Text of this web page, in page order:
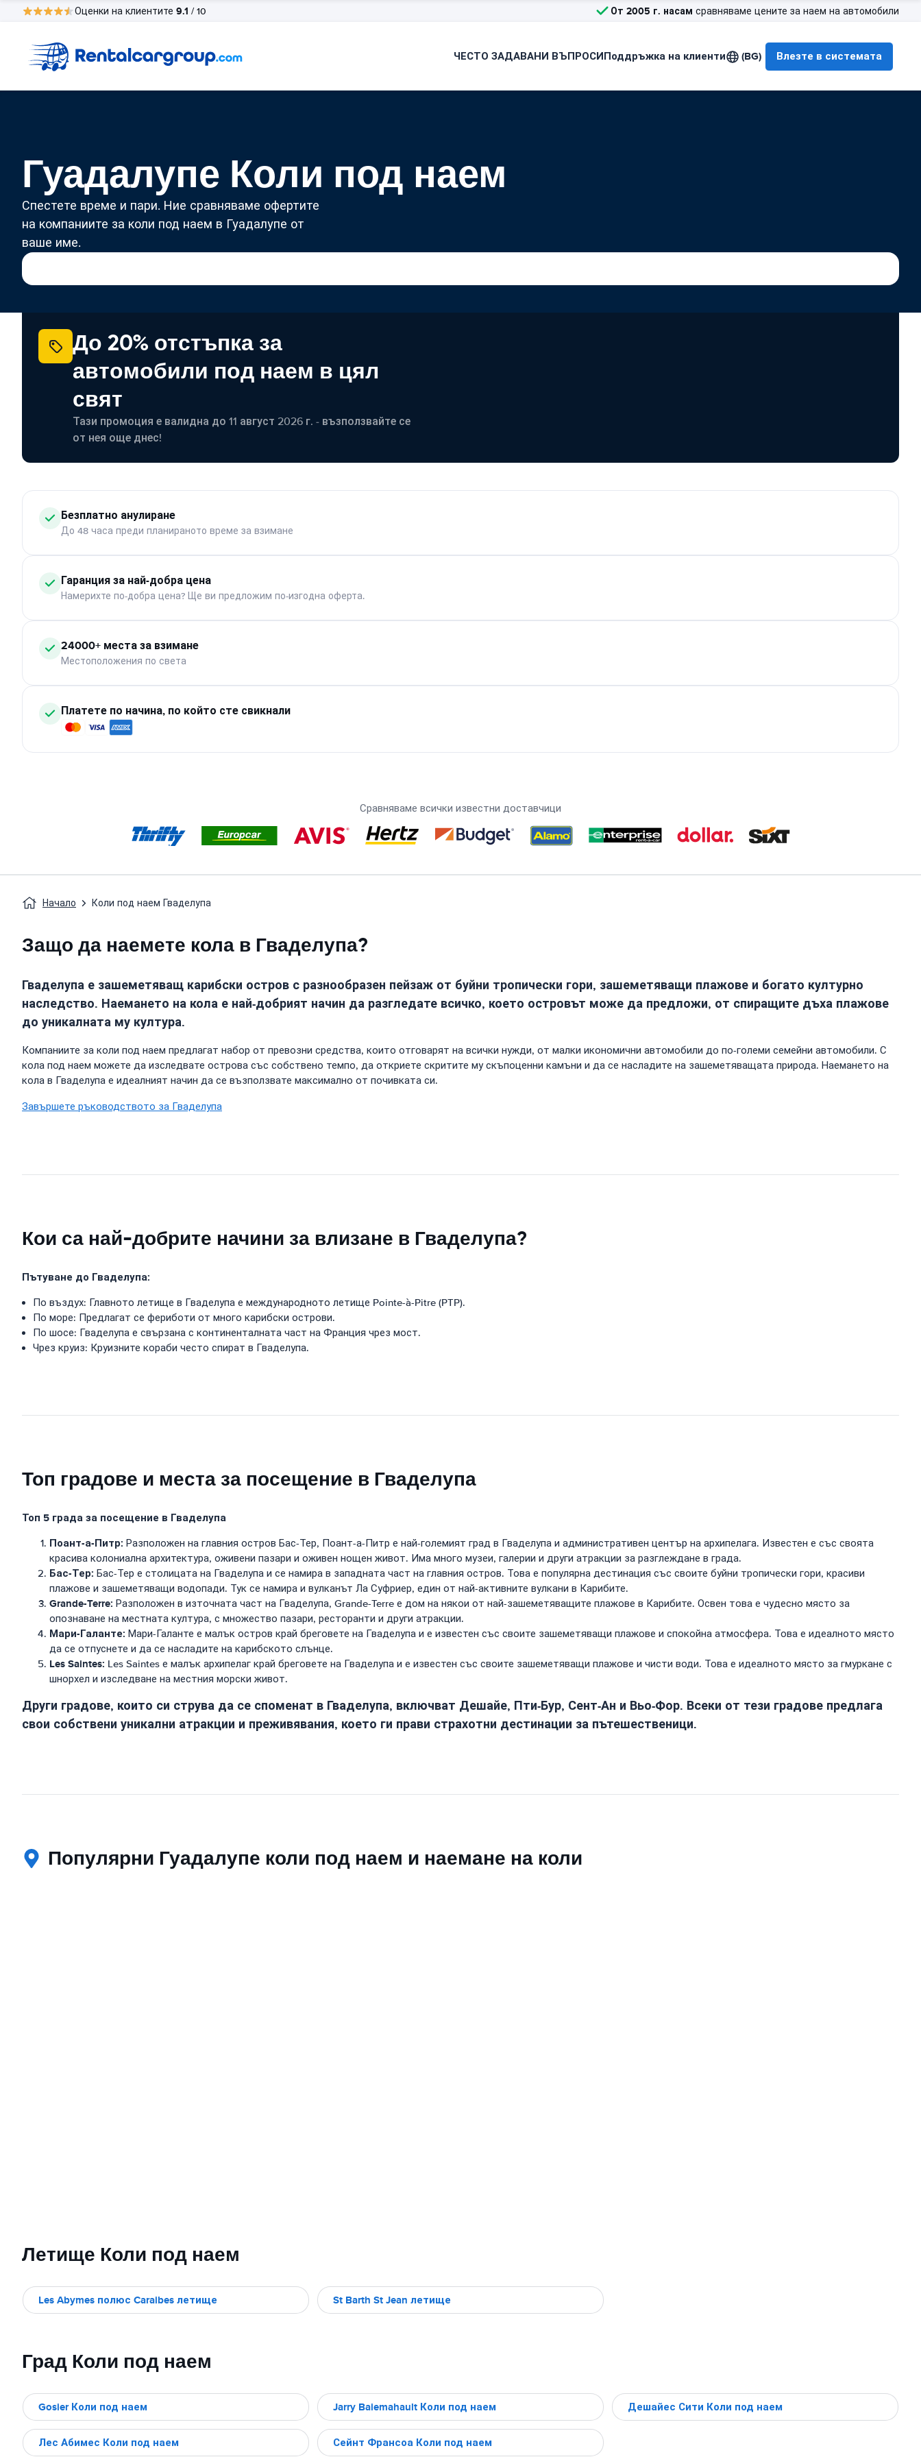
Оценки на клиентите 9.1 / 10 От 2005 г. насам сравняваме цените за наем на автомобили
ЧЕСТО ЗАДАВАНИ ВЪПРОСИПоддръжка на клиенти (BG) Влезте в системата
Гуадалупе Коли под наем
Спестете време и пари. Ние сравняваме офертите
на компаниите за коли под наем в Гуадалупе от
ваше име.
До 20% отстъпка за
автомобили под наем в цял
свят
Тази промоция е валидна до 11 август 2026 г. - възползвайте се
от нея още днес!
Безплатно анулиране
До 48 часа преди планираното време за взимане
Гаранция за най-добра цена
Намерихте по-добра цена? Ще ви предложим по-изгодна оферта.
24000+ места за взимане
Местоположения по света
Платете по начина, по който сте свикнали
Сравняваме всички известни доставчици
Начало Коли под наем Гваделупа
Защо да наемете кола в Гваделупа?
Гваделупа е зашеметяващ карибски остров с разнообразен пейзаж от буйни тропически гори, зашеметяващи плажове и богато културно
наследство. Наемането на кола е най-добрият начин да разгледате всичко, което островът може да предложи, от спиращите дъха плажове
до уникалната му култура.
Компаниите за коли под наем предлагат набор от превозни средства, които отговарят на всички нужди, от малки икономични автомобили до по-големи семейни автомобили. С
кола под наем можете да изследвате острова със собствено темпо, да откриете скритите му скъпоценни камъни и да се насладите на зашеметяващата природа. Наемането на
кола в Гваделупа е идеалният начин да се възползвате максимално от почивката си.
Завършете ръководството за Гваделупа
Кои са най-добрите начини за влизане в Гваделупа?
Пътуване до Гваделупа:
По въздух: Главното летище в Гваделупа е международното летище Pointe-à-Pitre (PTP).
По море: Предлагат се фериботи от много карибски острови.
По шосе: Гваделупа е свързана с континенталната част на Франция чрез мост.
Чрез круиз: Круизните кораби често спират в Гваделупа.
Топ градове и места за посещение в Гваделупа
Топ 5 града за посещение в Гваделупа
Поант-а-Питр: Разположен на главния остров Бас-Тер, Поант-а-Питр е най-големият град в Гваделупа и административен център на архипелага. Известен е със своята
красива колониална архитектура, оживени пазари и оживен нощен живот. Има много музеи, галерии и други атракции за разглеждане в града.
Бас-Тер: Бас-Тер е столицата на Гваделупа и се намира в западната част на главния остров. Това е популярна дестинация със своите буйни тропически гори, красиви
плажове и зашеметяващи водопади. Тук се намира и вулканът Ла Суфриер, един от най-активните вулкани в Карибите.
Grande-Terre: Разположен в източната част на Гваделупа, Grande-Terre е дом на някои от най-зашеметяващите плажове в Карибите. Освен това е чудесно място за
опознаване на местната култура, с множество пазари, ресторанти и други атракции.
Мари-Галанте: Мари-Галанте е малък остров край бреговете на Гваделупа и е известен със своите зашеметяващи плажове и спокойна атмосфера. Това е идеалното място
да се отпуснете и да се насладите на карибското слънце.
Les Saintes: Les Saintes е малък архипелаг край бреговете на Гваделупа и е известен със своите зашеметяващи плажове и чисти води. Това е идеалното място за гмуркане с
шнорхел и изследване на местния морски живот.
Други градове, които си струва да се споменат в Гваделупа, включват Дешайе, Пти-Бур, Сент-Ан и Вьо-Фор. Всеки от тези градове предлага
свои собствени уникални атракции и преживявания, което ги прави страхотни дестинации за пътешественици.
Популярни Гуадалупе коли под наем и наемане на коли
Летище Коли под наем
Les Abymes полюс Caraibes летище St Barth St Jean летище
Град Коли под наем
Gosier Коли под наем Jarry Baiemahault Коли под наем Дешайес Сити Коли под наем
Лес Абимес Коли под наем Сейнт Франсоа Коли под наем